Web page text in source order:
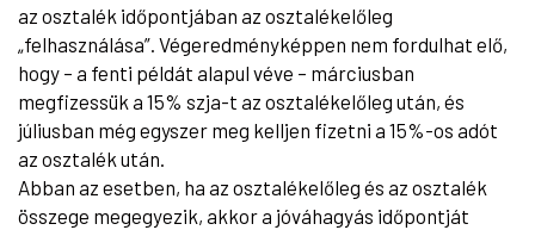
az osztalék időpontjában az osztalékelőleg
„felhasználása”. Végeredményképpen nem fordulhat elő,
hogy – a fenti példát alapul véve – márciusban
megfizessük a 15% szja-t az osztalékelőleg után, és
júliusban még egyszer meg kelljen fizetni a 15%-os adót
az osztalék után.
Abban az esetben, ha az osztalékelőleg és az osztalék
összege megegyezik, akkor a jóváhagyás időpontját